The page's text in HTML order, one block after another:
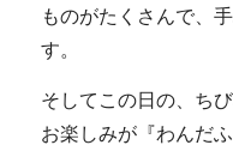
ものがたくさんで、
す。
そしてこの日の、ち
お楽しみが『わんだ